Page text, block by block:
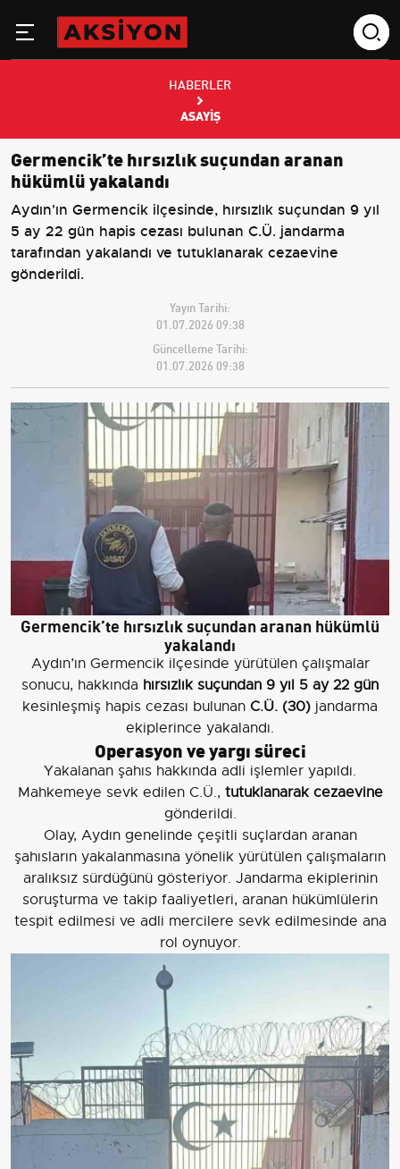
HABERLER
ASAYIŞ
Germencik’te hırsızlık suçundan aranan
hükümlü yakalandı
Aydın'ın Germencik ilçesinde, hırsızlık suçundan 9 yıl
5 ay 22 gün hapis cezası bulunan C.Ü. jandarma
tarafından yakalandı ve tutuklanarak cezaevine
gönderildi.
Yayın Tarihi:
01.07.2026 09:38
Güncelleme Tarihi:
01.07.2026 09:38
Germencik’te hırsızlık suçundan aranan hükümlü
yakalandı
Aydın’ın Germencik ilçesinde yürütülen çalışmalar
sonucu, hakkında hırsızlık suçundan 9 yıl 5 ay 22 gün
kesinleşmiş hapis cezası bulunan C.Ü. (30) jandarma
ekiplerince yakalandı.
Operasyon ve yargı süreci
Yakalanan şahıs hakkında adli işlemler yapıldı.
Mahkemeye sevk edilen C.Ü., tutuklanarak cezaevine
gönderildi.
Olay, Aydın genelinde çeşitli suçlardan aranan
şahısların yakalanmasına yönelik yürütülen çalışmaların
aralıksız sürdüğünü gösteriyor. Jandarma ekiplerinin
soruşturma ve takip faaliyetleri, aranan hükümlülerin
tespit edilmesi ve adli mercilere sevk edilmesinde ana
rol oynuyor.